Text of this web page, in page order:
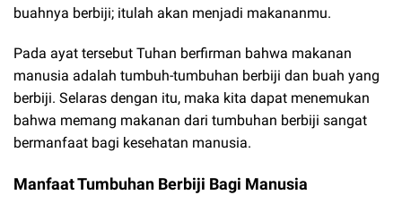
buahnya berbiji; itulah akan menjadi makananmu.
Pada ayat tersebut Tuhan berfirman bahwa makanan
manusia adalah tumbuh-tumbuhan berbiji dan buah yang
berbiji. Selaras dengan itu, maka kita dapat menemukan
bahwa memang makanan dari tumbuhan berbiji sangat
bermanfaat bagi kesehatan manusia.
Manfaat Tumbuhan Berbiji Bagi Manusia